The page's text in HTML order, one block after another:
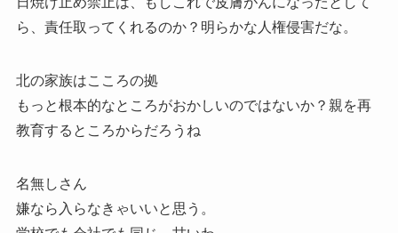
ら、責任取ってくれるのか？明らかな人権侵害だな。
北の家族はこころの拠
もっと根本的なところがおかしいのではないか？親を再
教育するところからだろうね
名無しさん
嫌なら入らなきゃいいと思う。